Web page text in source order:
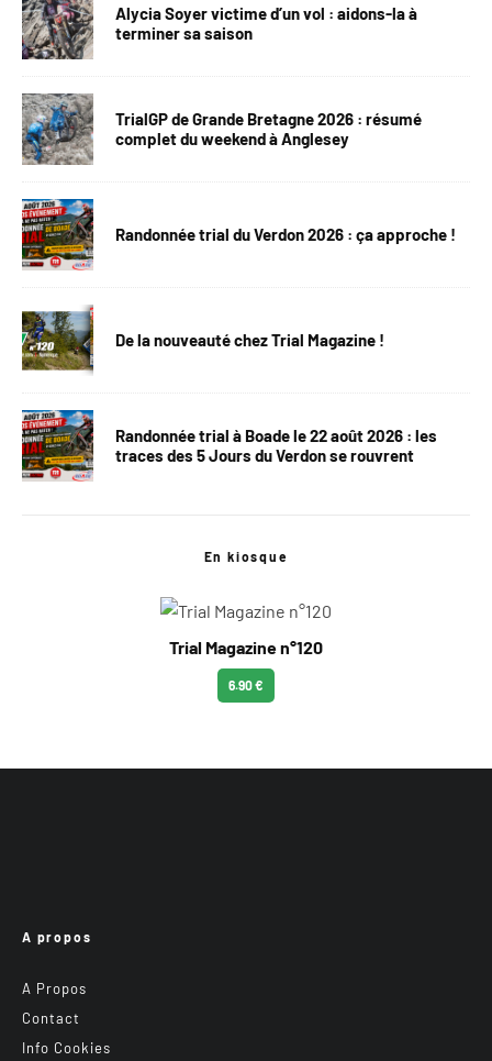
Alycia Soyer victime d’un vol : aidons-la à
terminer sa saison
TrialGP de Grande Bretagne 2026 : résumé
complet du weekend à Anglesey
Randonnée trial du Verdon 2026 : ça approche !
De la nouveauté chez Trial Magazine !
Randonnée trial à Boade le 22 août 2026 : les
traces des 5 Jours du Verdon se rouvrent
En kiosque
Trial Magazine n°120
6.90 €
A propos
A Propos
Contact
Info Cookies